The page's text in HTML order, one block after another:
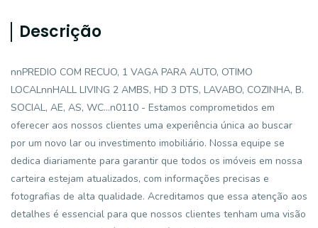
Descrição
nnPREDIO COM RECUO, 1 VAGA PARA AUTO, OTIMO
LOCALnnHALL LIVING 2 AMBS, HD 3 DTS, LAVABO, COZINHA, B.
SOCIAL, AE, AS, WC...n0110 - Estamos comprometidos em
oferecer aos nossos clientes uma experiência única ao buscar
por um novo lar ou investimento imobiliário. Nossa equipe se
dedica diariamente para garantir que todos os imóveis em nossa
carteira estejam atualizados, com informações precisas e
fotografias de alta qualidade. Acreditamos que essa atenção aos
detalhes é essencial para que nossos clientes tenham uma visão